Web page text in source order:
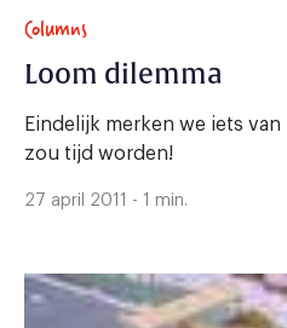
Columns
Loom dilemma
Eindelijk merken we iets
zou tijd worden!
27 april 2011 - 1 min.